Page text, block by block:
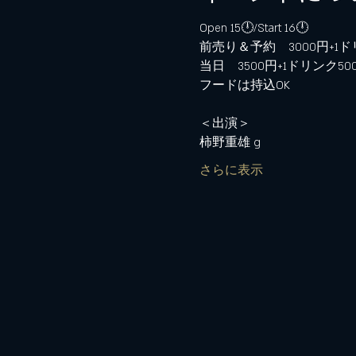
Open 15🕛/Start 16🕛
前売り＆予約　3000円+1ド
当日　3500円+1ドリンク
フードは持込OK
＜出演＞
柿野重雄 g
さらに表示